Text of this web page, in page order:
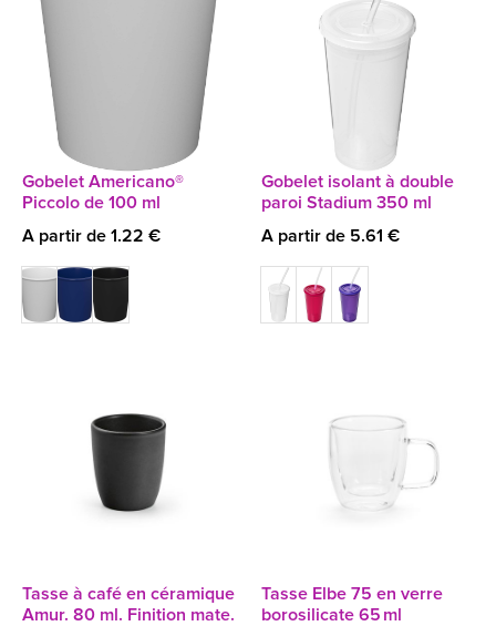
Gobelet Americano®
Piccolo de 100 ml
A partir de 1.22 €
Gobelet isolant à double
paroi Stadium 350 ml
A partir de 5.61 €
Tasse à café en céramique
Amur. 80 ml. Finition mate.
Tasse Elbe 75 en verre
borosilicate 65 ml